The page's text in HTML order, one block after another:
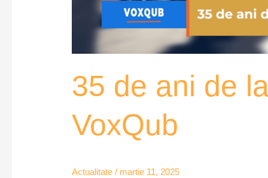
35 de ani de
VoxQub
Actualitate / martie 11, 2025